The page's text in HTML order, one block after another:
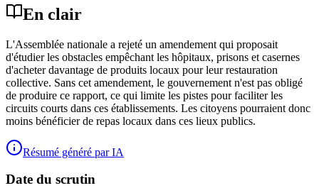
En clair
L'Assemblée nationale a rejeté un amendement qui proposait
d'étudier les obstacles empêchant les hôpitaux, prisons et casernes
d'acheter davantage de produits locaux pour leur restauration
collective. Sans cet amendement, le gouvernement n'est pas obligé
de produire ce rapport, ce qui limite les pistes pour faciliter les
circuits courts dans ces établissements. Les citoyens pourraient donc
moins bénéficier de repas locaux dans ces lieux publics.
Résumé généré par IA
Date du scrutin